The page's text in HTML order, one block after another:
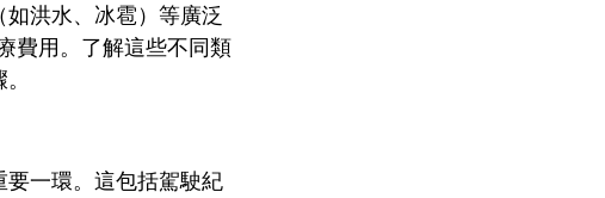
洪水、冰雹）等廣泛
費用。了解這些不同類
一環。這包括駕駛紀